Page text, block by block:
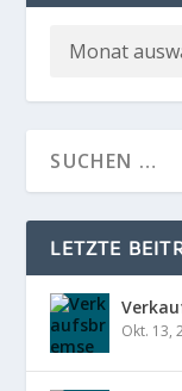
LETZTE
Okt. 13,